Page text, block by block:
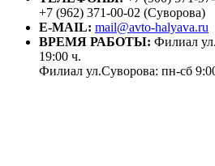
+7 (962) 371-00-02 (Суворова)
E-MAIL: mail@avto-halyava.ru
ВРЕМЯ РАБОТЫ: Филиал
19:00 ч.
Филиал ул.Суворова: пн-сб